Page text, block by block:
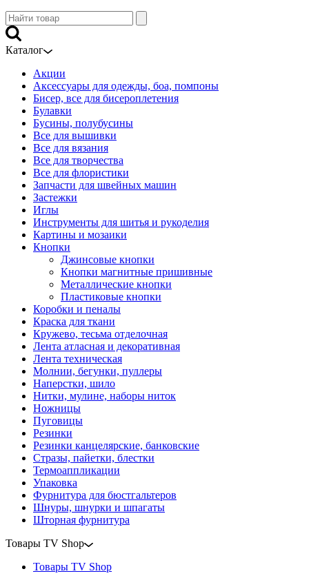
Каталог
Акции
Аксессуары для одежды, боа, помпоны
Бисер, все для бисероплетения
Булавки
Бусины, полубусины
Все для вышивки
Все для вязания
Все для творчества
Все для флористики
Запчасти для швейных машин
Застежки
Иглы
Инструменты для шитья и рукоделия
Картины и мозаики
Кнопки
Джинсовые кнопки
Кнопки магнитные пришивные
Металлические кнопки
Пластиковые кнопки
Коробки и пеналы
Краска для ткани
Кружево, тесьма отделочная
Лента атласная и декоративная
Лента техническая
Молнии, бегунки, пуллеры
Наперстки, шило
Нитки, мулине, наборы ниток
Ножницы
Пуговицы
Резинки
Резинки канцелярские, банковские
Стразы, пайетки, блестки
Термоаппликации
Упаковка
Фурнитура для бюстгальтеров
Шнуры, шнурки и шпагаты
Шторная фурнитура
Товары TV Shop
Товары TV Shop